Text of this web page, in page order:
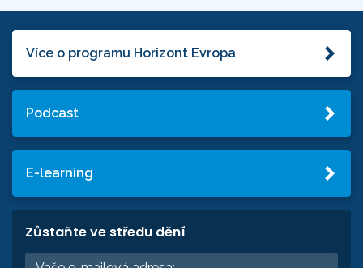
Více o programu Horizont Evropa
Podcast
E-learning
Zůstaňte ve středu dění